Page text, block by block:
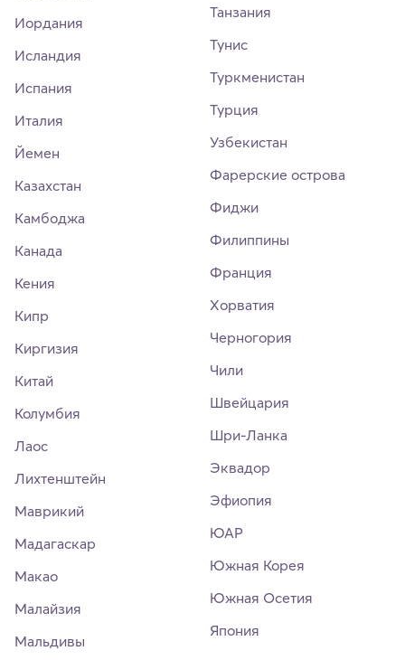
Иордания
Исландия
Испания
Италия
Йемен
Казахстан
Камбоджа
Канада
Кения
Кипр
Киргизия
Китай
Колумбия
Лаос
Лихтенштейн
Маврикий
Мадагаскар
Макао
Малайзия
Мальдивы
Танзания
Тунис
Туркменистан
Турция
Узбекистан
Фарерские острова
Фиджи
Филиппины
Франция
Хорватия
Черногория
Чили
Швейцария
Шри-Ланка
Эквадор
Эфиопия
ЮАР
Южная Корея
Южная Осетия
Япония